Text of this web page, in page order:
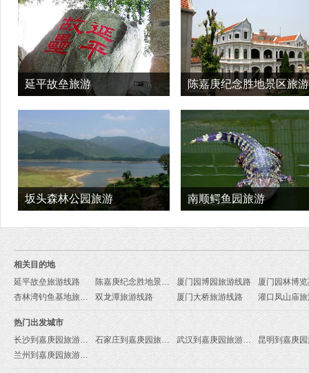
延平故垒旅游 陈嘉庚纪念胜地景区旅游
坂头森林公园旅游 南顺鳄鱼园旅游
相关目的地
延平故垒旅游线路
陈嘉庚纪念胜地景区旅游线路
厦门园博园旅游线路
杏林湾钓鱼基地旅游线路
双龙潭旅游线路 厦门大桥旅游线路 灌口凤山庙
热门出发城市
长沙到嘉庚园旅游报价
石家庄到嘉庚园旅游报价
武汉到嘉庚园旅游报价
兰州到嘉庚园旅游报价